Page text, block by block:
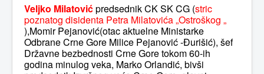
Veljko Milatovićpredsednik CK SK CG (stric
poznatog disidenta Petra Milatovića „Ostroškog „
),Momir Pejanović(otac aktuelne Ministarke
Odbrane Crne Gore Milice Pejanović -Đurišić), šef
Državne bezbednosti Crne Gore tokom 60-ih
godina minulog veka, Marko Orlandić, bivši